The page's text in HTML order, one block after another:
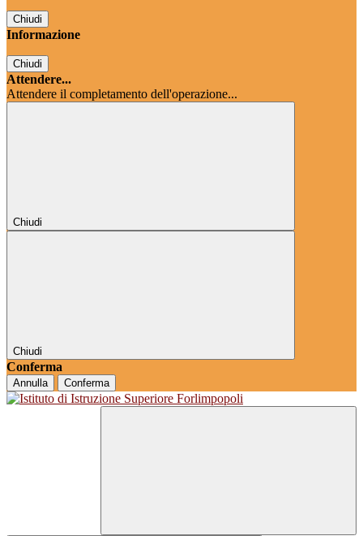
Chiudi
Informazione
Chiudi
Attendere...
Attendere il completamento dell'operazione...
Chiudi
Chiudi
Conferma
Annulla Conferma